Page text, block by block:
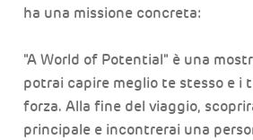
ha una missione concreta:
"A World of Potential" è una
potrai capire meglio te stesso e i
forza. Alla fine del viaggio,
principale e incontrerai una